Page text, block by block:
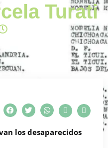
Turati
los desaparecidos